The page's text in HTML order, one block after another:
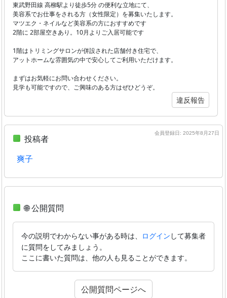
東武野田線 高柳駅より徒歩5分 の便利な立地にて、
美容系でお仕事をされる方（女性限定）を募集いたします。
マツエク・ネイルなど美容系の方におすすめです
2階に 2部屋空きあり。10月よりご入居可能です
1階はトリミングサロンが併設された店舗付き住宅で、
アットホームな雰囲気の中で安心してご利用いただけます。
まずはお気軽にお問い合わせください。
見学も可能ですので、ご興味のある方はぜひどうぞ。
違反報告
会員登録日: 2025年8月27日
投稿者
爽子
🌐 公開質問
今の説明でわからない事がある時は、 ログイン して募集者
に質問をしてみましょう。
ここに書いた質問は、他の人も見ることができます。
公開質問ページへ